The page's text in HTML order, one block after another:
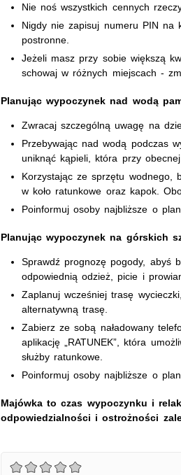
Nie noś wszystkich cennych
Nigdy nie zapisuj numeru PIN na
postronne.
Jeżeli masz przy sobie większą
schowaj w różnych miejscach -
Planując wypoczynek nad wodą
Zwracaj szczególną uwagę na
Przebywając nad wodą podczas
uniknąć kąpieli, która przy
Korzystając ze sprzętu wodnego,
w koło ratunkowe oraz kapok.
Poinformuj osoby najbliższe o
Planując wypoczynek na górskich
Sprawdź prognozę pogody, abyś
odpowiednią odzież, picie i
Zaplanuj wcześniej trasę
alternatywną trasę.
Zabierz ze sobą naładowany
aplikację „RATUNEK”, która
służby ratunkowe.
Poinformuj osoby najbliższe o
Majówka to czas wypoczynku i
odpowiedzialności i ostrożności